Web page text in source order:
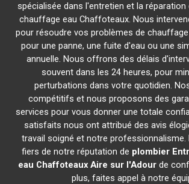
spécialisée dans l'entretien et la
chauffage eau Chaffoteaux. Nous
pour résoudre vos problèmes de
pour une panne, une fuite d'eau ou une
annuelle. Nous offrons des délais
souvent dans les 24 heures, pour
perturbations dans votre quotidien.
compétitifs et nous proposons des
services pour vous donner une totale
satisfaits nous ont attribué des avis
travail soigné et notre
fiers de notre réputation de plombier
eau Chaffoteaux Aire sur l'Adour de
plus, faites appel à notre